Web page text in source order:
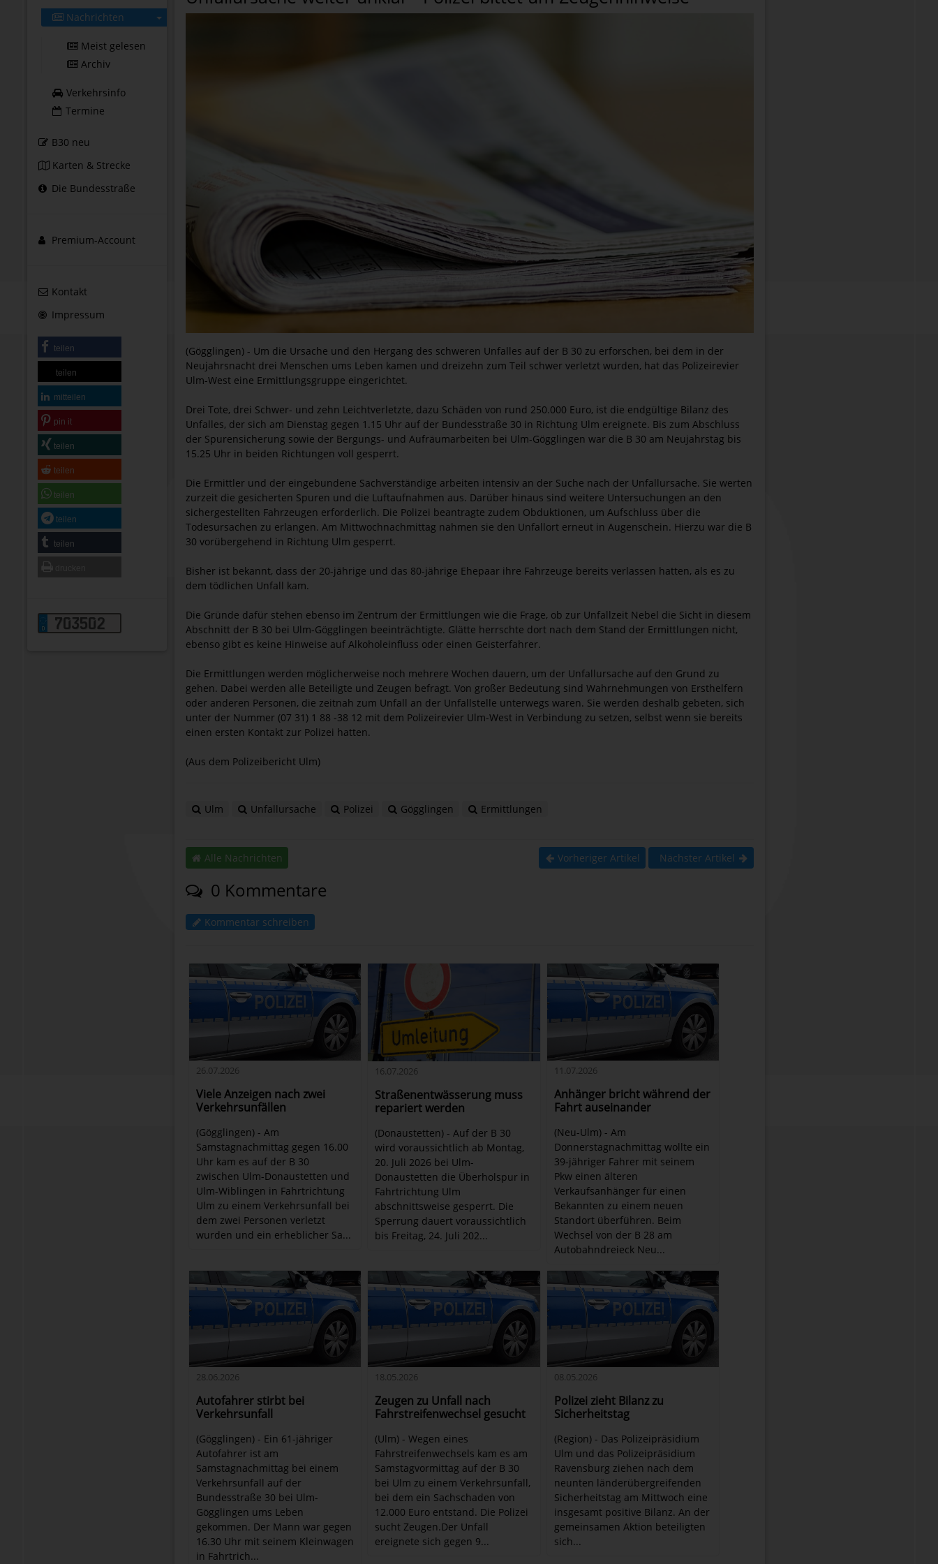
Nachrichten
Meist gelesen
Archiv
Verkehrsinfo
Termine
B30 neu
Karten & Strecke
Die Bundesstraße
Premium-Account
Kontakt
Impressum
teilen
teilen
mitteilen
pin it
teilen
teilen
teilen
teilen
teilen
703502
(Gögglingen) - Um die Ursache und den Hergang des schweren Unfalles auf der B 30 zu erforschen, bei dem in der
Neujahrsnacht drei Menschen ums Leben kamen und dreizehn zum Teil schwer verletzt wurden, hat das Polizeirevier
Ulm-West eine Ermittlungsgruppe eingerichtet.
Drei Tote, drei Schwer- und zehn Leichtverletzte, dazu Schäden von rund 250.000 Euro, ist die endgültige Bilanz des
Unfalles, der sich am Dienstag gegen 1.15 Uhr auf der Bundesstraße 30 in Richtung Ulm ereignete. Bis zum Abschluss
der Spurensicherung sowie der Bergungs- und Aufräumarbeiten bei Ulm-Gögglingen war die B 30 am Neujahrstag bis
15.25 Uhr in beiden Richtungen voll gesperrt.
Die Ermittler und der eingebundene Sachverständige arbeiten intensiv an der Suche nach der Unfallursache. Sie werten
zurzeit die gesicherten Spuren und die Luftaufnahmen aus. Darüber hinaus sind weitere Untersuchungen an den
sichergestellten Fahrzeugen erforderlich. Die Polizei beantragte zudem Obduktionen, um Aufschluss über die
Todesursachen zu erlangen. Am Mittwochnachmittag nahmen sie den Unfallort erneut in Augenschein. Hierzu war die B
30 vorübergehend in Richtung Ulm gesperrt.
Bisher ist bekannt, dass der 20-jährige und das 80-jährige Ehepaar ihre Fahrzeuge bereits verlassen hatten, als es zu
dem tödlichen Unfall kam.
Die Gründe dafür stehen ebenso im Zentrum der Ermittlungen wie die Frage, ob zur Unfallzeit Nebel die Sicht in diesem
Abschnitt der B 30 bei Ulm-Gögglingen beeinträchtigte. Glätte herrschte dort nach dem Stand der Ermittlungen nicht,
ebenso gibt es keine Hinweise auf Alkoholeinfluss oder einen Geisterfahrer.
Die Ermittlungen werden möglicherweise noch mehrere Wochen dauern, um der Unfallursache auf den Grund zu
gehen. Dabei werden alle Beteiligte und Zeugen befragt. Von großer Bedeutung sind Wahrnehmungen von Ersthelfern
oder anderen Personen, die zeitnah zum Unfall an der Unfallstelle unterwegs waren. Sie werden deshalb gebeten, sich
unter der Nummer (07 31) 1 88 -38 12 mit dem Polizeirevier Ulm-West in Verbindung zu setzen, selbst wenn sie bereits
einen ersten Kontakt zur Polizei hatten.
(Aus dem Polizeibericht Ulm)
Ulm Unfallursache Polizei Gögglingen Ermittlungen
Alle Nachrichten Vorheriger Artikel Nächster Artikel
0 Kommentare
Kommentar schreiben
26.07.2026
Viele Anzeigen nach zwei
Verkehrsunfällen
(Gögglingen) - Am
Samstagnachmittag gegen 16.00
Uhr kam es auf der B 30
zwischen Ulm-Donaustetten und
Ulm-Wiblingen in Fahrtrichtung
Ulm zu einem Verkehrsunfall bei
dem zwei Personen verletzt
wurden und ein erheblicher Sa...
16.07.2026
Straßenentwässerung muss
repariert werden
(Donaustetten) - Auf der B 30
wird voraussichtlich ab Montag,
20. Juli 2026 bei Ulm-
Donaustetten die Überholspur in
Fahrtrichtung Ulm
abschnittsweise gesperrt. Die
Sperrung dauert voraussichtlich
bis Freitag, 24. Juli 202...
11.07.2026
Anhänger bricht während der
Fahrt auseinander
(Neu-Ulm) - Am
Donnerstagnachmittag wollte ein
39-jähriger Fahrer mit seinem
Pkw einen älteren
Verkaufsanhänger für einen
Bekannten zu einem neuen
Standort überführen. Beim
Wechsel von der B 28 am
Autobahndreieck Neu...
28.06.2026
Autofahrer stirbt bei
Verkehrsunfall
(Gögglingen) - Ein 61-jähriger
Autofahrer ist am
Samstagnachmittag bei einem
Verkehrsunfall auf der
Bundesstraße 30 bei Ulm-
Gögglingen ums Leben
gekommen. Der Mann war gegen
16.30 Uhr mit seinem Kleinwagen
in Fahrtrich...
18.05.2026
Zeugen zu Unfall nach
Fahrstreifenwechsel gesucht
(Ulm) - Wegen eines
Fahrstreifenwechsels kam es am
Samstagvormittag auf der B 30
bei Ulm zu einem Verkehrsunfall,
bei dem ein Sachschaden von
12.000 Euro entstand. Die Polizei
sucht Zeugen.Der Unfall
ereignete sich gegen 9...
08.05.2026
Polizei zieht Bilanz zu
Sicherheitstag
(Region) - Das Polizeipräsidium
Ulm und das Polizeipräsidium
Ravensburg ziehen nach dem
neunten länderübergreifenden
Sicherheitstag am Mittwoch eine
insgesamt positive Bilanz. An der
gemeinsamen Aktion beteiligten
sich...